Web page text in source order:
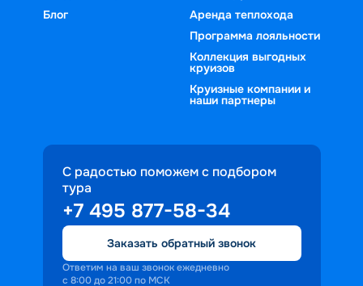
Блог
Аренда теплохода
Программа лояльности
Коллекция выгодных
круизов
Круизные компании и
наши партнеры
С радостью поможем с подбором
тура
+7 495 877-58-34
Заказать обратный звонок
Ответим на ваш звонок ежедневно
с 8:00 до 21:00 по МСК